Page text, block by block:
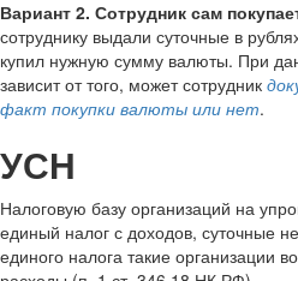
Вариант 2. Сотрудник сам
сотруднику выдали суточные в
купил нужную сумму валюты. При
зависит от того, может сотрудник
факт покупки валюты или нет.
УСН
Налоговую базу организаций на
единый налог с доходов, суточные
единого налога такие организации